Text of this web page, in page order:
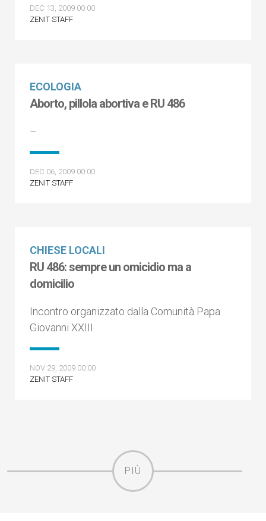
DEC 13, 2009 00:00
ZENIT STAFF
ECOLOGIA
Aborto, pillola abortiva e RU 486
–
DEC 06, 2009 00:00
ZENIT STAFF
CHIESE LOCALI
RU 486: sempre un omicidio ma a
domicilio
Incontro organizzato dalla Comunità Papa
Giovanni XXIII
NOV 29, 2009 00:00
ZENIT STAFF
PIÙ